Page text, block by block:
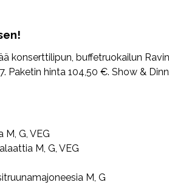
konserttilipun, buffetruokailun
Paketin hinta 104,50 €. Show &
G, VEG
M, G, VEG
M, G